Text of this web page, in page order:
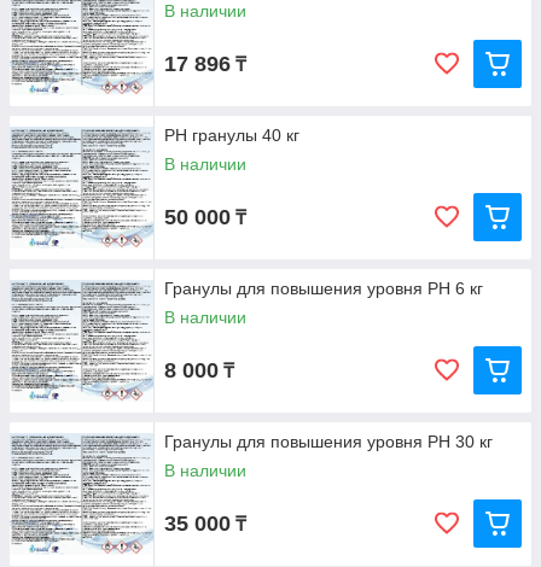
В наличии
17 896 ₸
PH гранулы 40 кг
В наличии
50 000 ₸
Гранулы для повышения уровня PH 6 кг
В наличии
8 000 ₸
Гранулы для повышения уровня PH 30 кг
В наличии
35 000 ₸